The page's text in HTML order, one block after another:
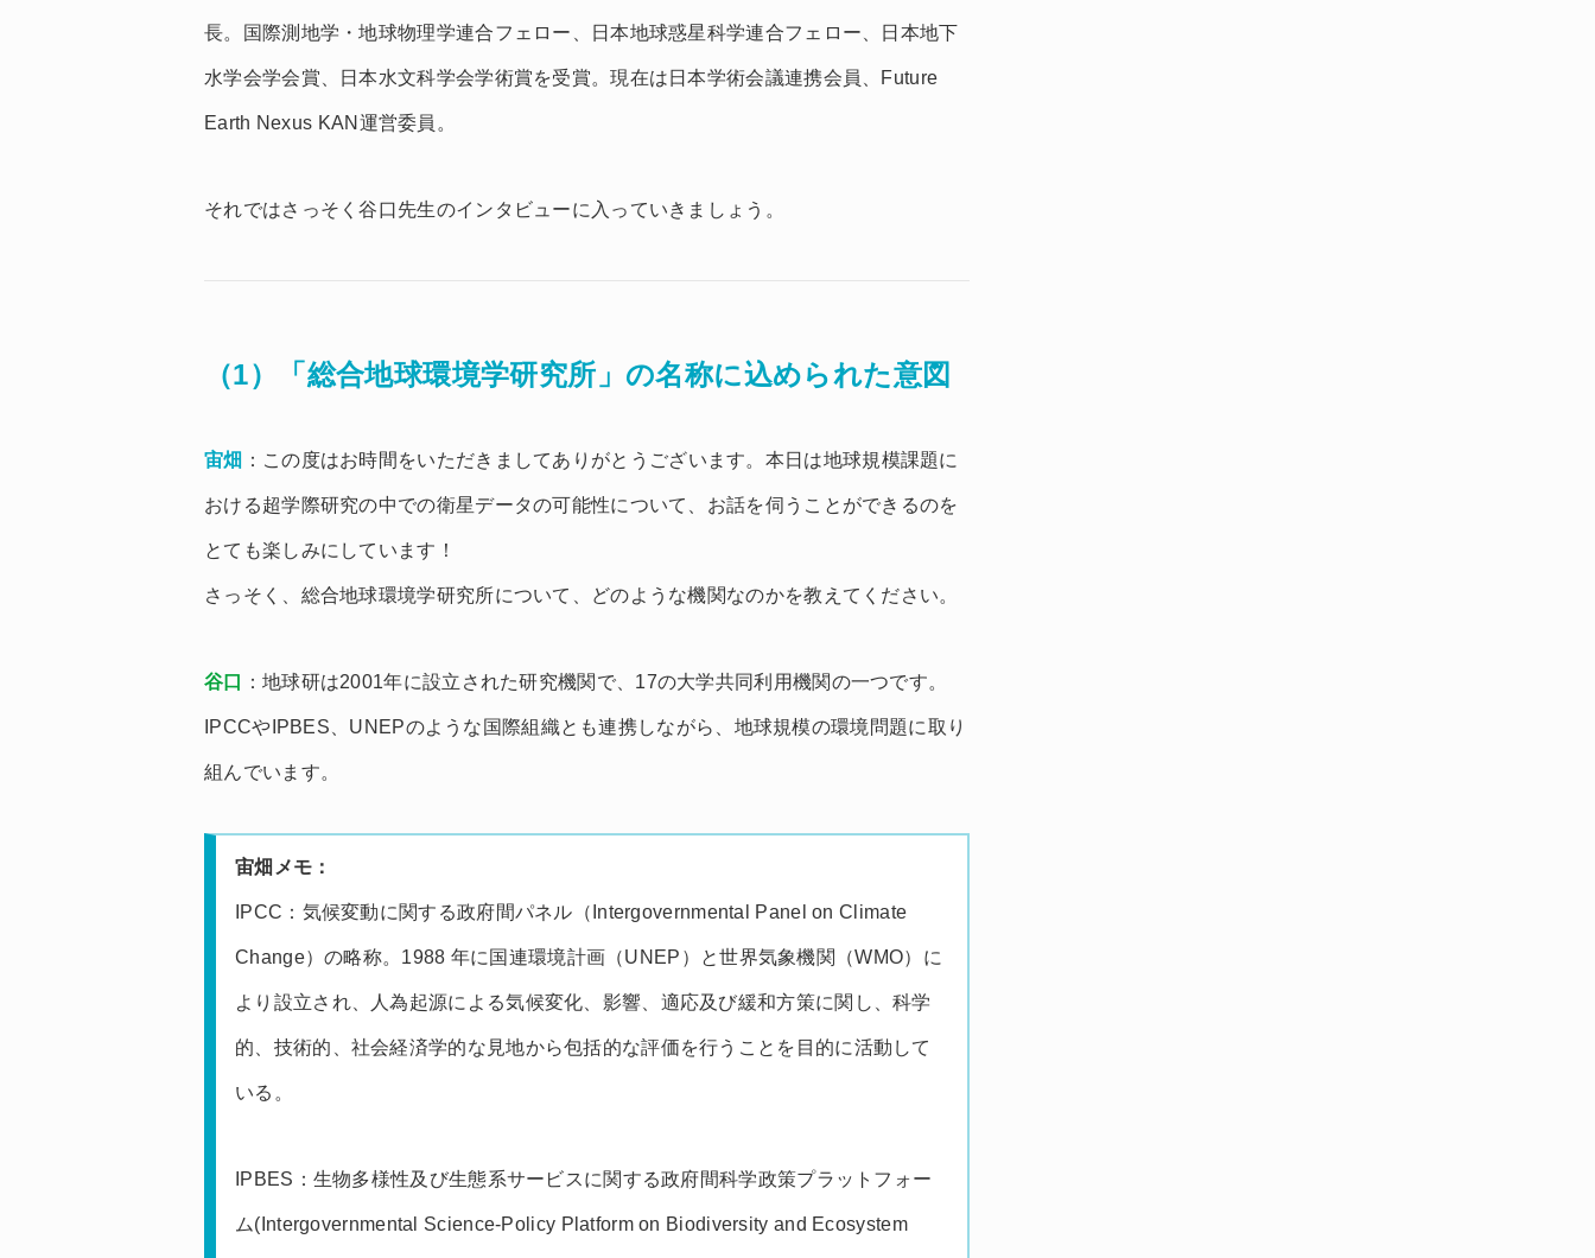
長。国際測地学・地球物理学連合フェロー、日本地球惑星科学連合フェロー、日本地下
水学会学会賞、日本水文科学会学術賞を受賞。現在は日本学術会議連携会員、Future
Earth Nexus KAN運営委員。
それではさっそく谷口先生のインタビューに入っていきましょう。
（1）「総合地球環境学研究所」の名称に込められた意図
宙畑 ：この度はお時間をいただきましてありがとうございます。本日は地球規模課題に
おける超学際研究の中での衛星データの可能性について、お話を伺うことができるのを
とても楽しみにしています！
さっそく、総合地球環境学研究所について、どのような機関なのかを教えてください。
谷口 ：地球研は2001年に設立された研究機関で、17の大学共同利用機関の一つです。
IPCCやIPBES、UNEPのような国際組織とも連携しながら、地球規模の環境問題に取り
組んでいます。
宙畑メモ：
IPCC：気候変動に関する政府間パネル（Intergovernmental Panel on Climate
Change）の略称。1988 年に国連環境計画（UNEP）と世界気象機関（WMO）に
より設立され、人為起源による気候変化、影響、適応及び緩和方策に関し、科学
的、技術的、社会経済学的な見地から包括的な評価を行うことを目的に活動して
いる。
IPBES：生物多様性及び生態系サービスに関する政府間科学政策プラットフォー
ム(Intergovernmental Science-Policy Platform on Biodiversity and Ecosystem